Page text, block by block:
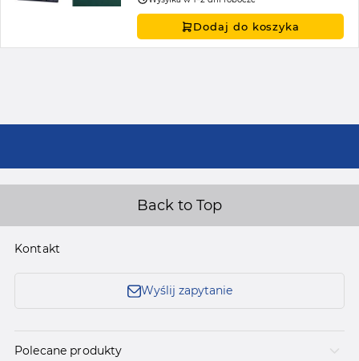
Dodaj do koszyka
Back to Top
Kontakt
Wyślij zapytanie
Polecane produkty